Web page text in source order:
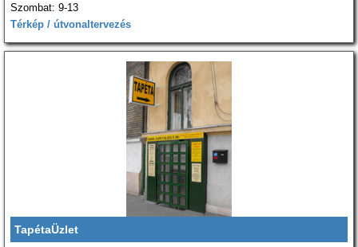
Szombat: 9-13
Térkép / útvonaltervezés
TapétaÜzlet